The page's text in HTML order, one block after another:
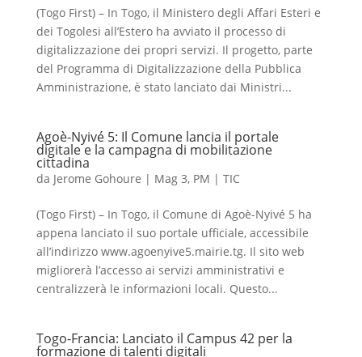
(Togo First) – In Togo, il Ministero degli Affari Esteri e
dei Togolesi all’Estero ha avviato il processo di
digitalizzazione dei propri servizi. Il progetto, parte
del Programma di Digitalizzazione della Pubblica
Amministrazione, è stato lanciato dai Ministri...
Agoè-Nyivé 5: Il Comune lancia il portale
digitale e la campagna di mobilitazione
cittadina
da Jerome Gohoure | Mag 3, PM | TIC
(Togo First) – In Togo, il Comune di Agoè-Nyivé 5 ha
appena lanciato il suo portale ufficiale, accessibile
all’indirizzo www.agoenyive5.mairie.tg. Il sito web
migliorerà l’accesso ai servizi amministrativi e
centralizzerà le informazioni locali. Questo...
Togo-Francia: Lanciato il Campus 42 per la
formazione di talenti digitali